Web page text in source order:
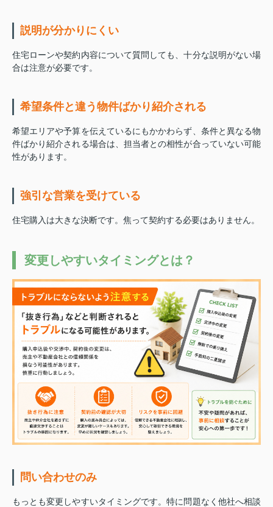
説明が分かりにくい
住宅ローンや契約内容について質問しても、十分な説明がない場
合は注意が必要です。
希望条件と違う物件ばかり紹介される
希望エリアや予算を伝えているにもかかわらず、条件と異なる物
件ばかり紹介される場合は、担当者との相性が合っていない可能
性があります。
強引な営業を受けている
住宅購入は大きな決断です。焦って契約する必要はありません。
変更しやすいタイミングとは？
問い合わせのみ
もっとも変更しやすいタイミングです。特に問題なく他社へ相談